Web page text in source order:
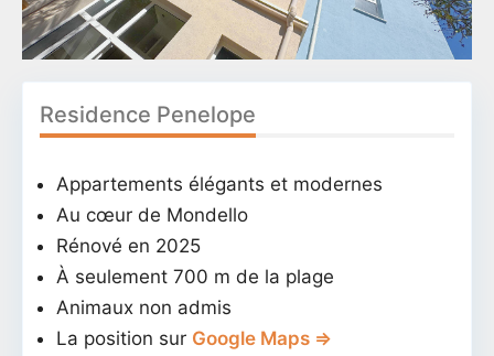
Residence Penelope
Appartements élégants et modernes
Au cœur de Mondello
Rénové en 2025
À seulement 700 m de la plage
Animaux non admis
La position sur Google Maps ⇒